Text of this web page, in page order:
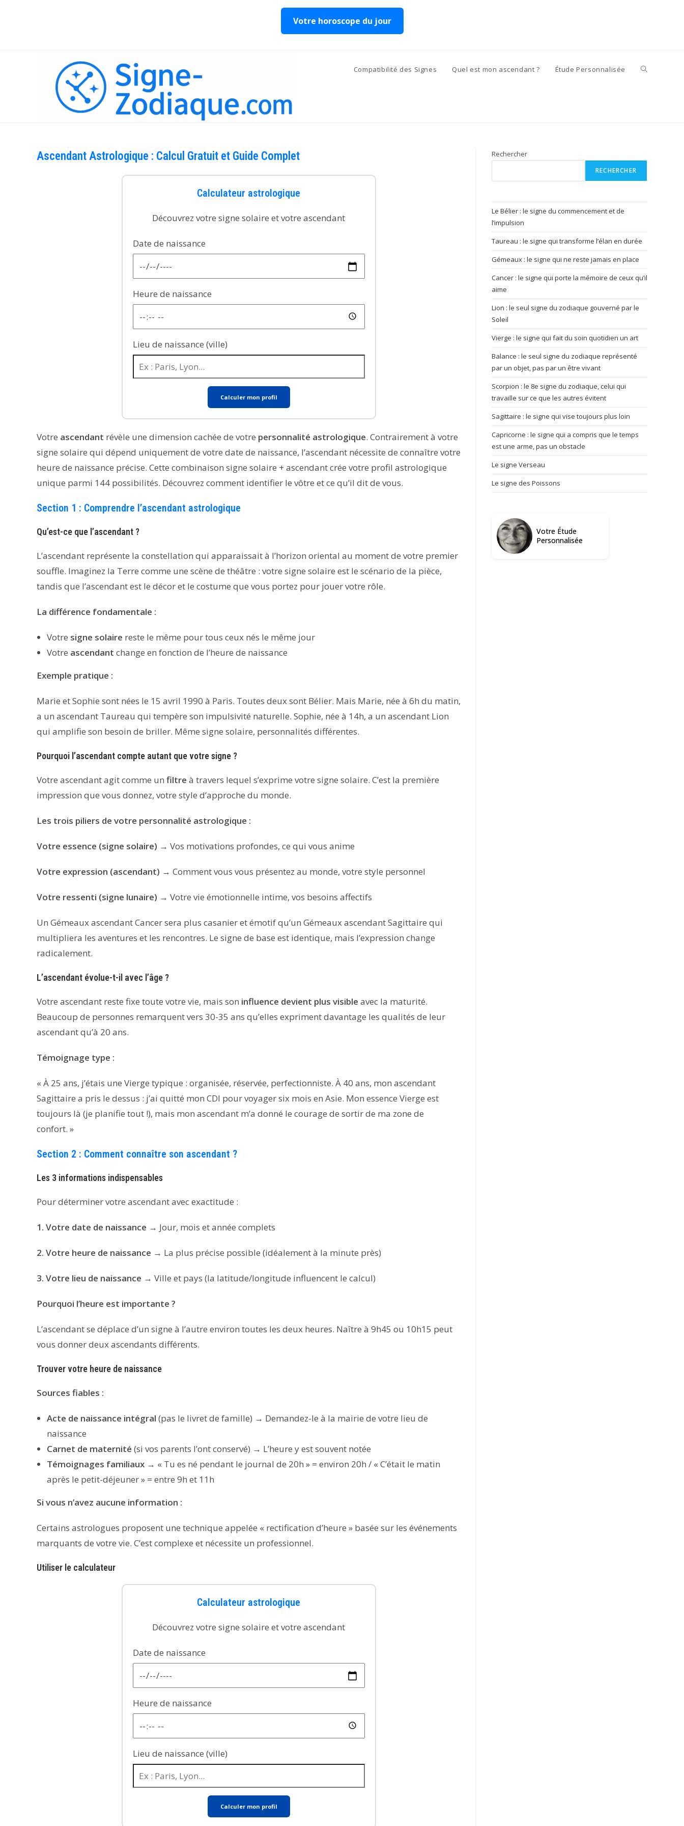
Votre horoscope du jour
Compatibilité des Signes Quel est mon ascendant ? Étude Personnalisée Toggle
Ascendant Astrologique : Calcul Gratuit et Guide Complet
Calculateur astrologique
Découvrez votre signe solaire et votre ascendant
Date de naissance
Heure de naissance
Lieu de naissance (ville)
Calculer mon profil
Votre ascendant révèle une dimension cachée de votre personnalité astrologique. Contrairement à votre
signe solaire qui dépend uniquement de votre date de naissance, l’ascendant nécessite de connaître votre
heure de naissance précise. Cette combinaison signe solaire + ascendant crée votre profil astrologique
unique parmi 144 possibilités. Découvrez comment identifier le vôtre et ce qu’il dit de vous.
Section 1 : Comprendre l’ascendant astrologique
Qu’est-ce que l’ascendant ?
L’ascendant représente la constellation qui apparaissait à l’horizon oriental au moment de votre premier
souffle. Imaginez la Terre comme une scène de théâtre : votre signe solaire est le scénario de la pièce,
tandis que l’ascendant est le décor et le costume que vous portez pour jouer votre rôle.
La différence fondamentale :
Votre signe solaire reste le même pour tous ceux nés le même jour
Votre ascendant change en fonction de l’heure de naissance
Exemple pratique :
Marie et Sophie sont nées le 15 avril 1990 à Paris. Toutes deux sont Bélier. Mais Marie, née à 6h du matin,
a un ascendant Taureau qui tempère son impulsivité naturelle. Sophie, née à 14h, a un ascendant Lion
qui amplifie son besoin de briller. Même signe solaire, personnalités différentes.
Pourquoi l’ascendant compte autant que votre signe ?
Votre ascendant agit comme un filtre à travers lequel s’exprime votre signe solaire. C’est la première
impression que vous donnez, votre style d’approche du monde.
Les trois piliers de votre personnalité astrologique :
Votre essence (signe solaire) → Vos motivations profondes, ce qui vous anime
Votre expression (ascendant) → Comment vous vous présentez au monde, votre style personnel
Votre ressenti (signe lunaire) → Votre vie émotionnelle intime, vos besoins affectifs
Un Gémeaux ascendant Cancer sera plus casanier et émotif qu’un Gémeaux ascendant Sagittaire qui
multipliera les aventures et les rencontres. Le signe de base est identique, mais l’expression change
radicalement.
L’ascendant évolue-t-il avec l’âge ?
Votre ascendant reste fixe toute votre vie, mais son influence devient plus visible avec la maturité.
Beaucoup de personnes remarquent vers 30-35 ans qu’elles expriment davantage les qualités de leur
ascendant qu’à 20 ans.
Témoignage type :
« À 25 ans, j’étais une Vierge typique : organisée, réservée, perfectionniste. À 40 ans, mon ascendant
Sagittaire a pris le dessus : j’ai quitté mon CDI pour voyager six mois en Asie. Mon essence Vierge est
toujours là (je planifie tout !), mais mon ascendant m’a donné le courage de sortir de ma zone de
confort. »
Section 2 : Comment connaître son ascendant ?
Les 3 informations indispensables
Pour déterminer votre ascendant avec exactitude :
1. Votre date de naissance → Jour, mois et année complets
2. Votre heure de naissance → La plus précise possible (idéalement à la minute près)
3. Votre lieu de naissance → Ville et pays (la latitude/longitude influencent le calcul)
Pourquoi l’heure est importante ?
L’ascendant se déplace d’un signe à l’autre environ toutes les deux heures. Naître à 9h45 ou 10h15 peut
vous donner deux ascendants différents.
Trouver votre heure de naissance
Sources fiables :
Acte de naissance intégral (pas le livret de famille) → Demandez-le à la mairie de votre lieu de
naissance
Carnet de maternité (si vos parents l’ont conservé) → L’heure y est souvent notée
Témoignages familiaux → « Tu es né pendant le journal de 20h » = environ 20h / « C’était le matin
après le petit-déjeuner » = entre 9h et 11h
Si vous n’avez aucune information :
Certains astrologues proposent une technique appelée « rectification d’heure » basée sur les événements
marquants de votre vie. C’est complexe et nécessite un professionnel.
Utiliser le calculateur
Calculateur astrologique
Découvrez votre signe solaire et votre ascendant
Date de naissance
Heure de naissance
Lieu de naissance (ville)
Calculer mon profil
Rechercher
RECHERCHER
Le Bélier : le signe du commencement et de
l’impulsion
Taureau : le signe qui transforme l’élan en durée
Gémeaux : le signe qui ne reste jamais en place
Cancer : le signe qui porte la mémoire de ceux qu’il
aime
Lion : le seul signe du zodiaque gouverné par le
Soleil
Vierge : le signe qui fait du soin quotidien un art
Balance : le seul signe du zodiaque représenté
par un objet, pas par un être vivant
Scorpion : le 8e signe du zodiaque, celui qui
travaille sur ce que les autres évitent
Sagittaire : le signe qui vise toujours plus loin
Capricorne : le signe qui a compris que le temps
est une arme, pas un obstacle
Le signe Verseau
Le signe des Poissons
Votre Étude
Personnalisée